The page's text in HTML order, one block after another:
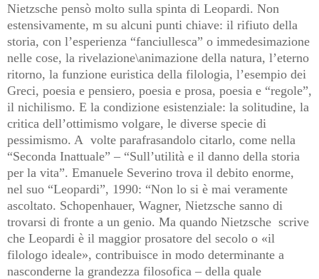
Nietzsche pensò molto sulla spinta di Leopardi. Non
estensivamente, m su alcuni punti chiave: il rifiuto della
storia, con l’esperienza “fanciullesca” o immedesimazione
nelle cose, la rivelazione\animazione della natura, l’eterno
ritorno, la funzione euristica della filologia, l’esempio dei
Greci, poesia e pensiero, poesia e prosa, poesia e “regole”,
il nichilismo. E la condizione esistenziale: la solitudine, la
critica dell’ottimismo volgare, le diverse specie di
pessimismo. A volte parafrasandolo citarlo, come nella
“Seconda Inattuale” – “Sull’utilità e il danno della storia
per la vita”. Emanuele Severino trova il debito enorme,
nel suo “Leopardi”, 1990: “Non lo si è mai veramente
ascoltato. Schopenhauer, Wagner, Nietzsche sanno di
trovarsi di fronte a un genio. Ma quando Nietzsche scrive
che Leopardi è il maggior prosatore del secolo o «il
filologo ideale», contribuisce in modo determinante a
nasconderne la grandezza filosofica – della quale